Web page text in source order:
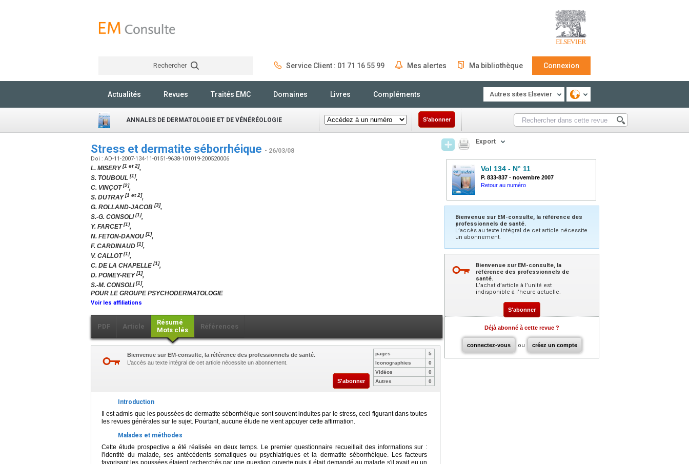
Rechercher Service Client : 01 71 16 55 99 Mes alertes Ma bibliothèque Connexion
Actualités Revues Traités EMC Domaines Livres Compléments Autres sites Elsevier
ANNALES DE DERMATOLOGIE ET DE VÉNÉRÉOLOGIE S'abonner
Stress et dermatite séborrhéique - 26/03/08
Doi : AD-11-2007-134-11-0151-9638-101019-200520006
L. MISERY[1 et 2],
S. TOUBOUL [1],
C. VINÇOT[2],
S. DUTRAY[1 et 2],
G. ROLLAND-JACOB [3],
S.-G. CONSOLI[1],
Y. FARCET[1],
N. FETON-DANOU [1],
F. CARDINAUD [1],
V. CALLOT[1],
C. DE LA CHAPELLE[1],
D. POMEY-REY[1],
S.-M. CONSOLI[1],
POUR LE GROUPE PSYCHODERMATOLOGIE
Voir les affiliations
PDF Article
Résumé
Mots clés
Références
Bienvenue sur EM-consulte, la référence des professionnels de santé.
L’accès au texte intégral de cet article nécessite un abonnement.
S'abonner
pages
5
Iconographies
0
Vidéos
0
Autres
0
Introduction
Il est admis que les poussées de dermatite séborrhéique sont souvent induites par le stress, ceci figurant dans toutes
les revues générales sur le sujet. Pourtant, aucune étude ne vient appuyer cette affirmation.
Malades et méthodes
Cette étude prospective a été réalisée en deux temps. Le premier questionnaire recueillait des informations sur :
l'identité du malade, ses antécédents somatiques ou psychiatriques et la dermatite séborrhéique. Les facteurs
favorisant les poussées étaient recherchés par une question ouverte puis il était demandé au malade s'il avait eu un
Export
Vol 134 - N° 11
P. 833-837 - novembre 2007
Retour au numéro
Bienvenue sur EM-consulte, la référence des
professionnels de santé.
L’accès au texte intégral de cet article nécessite
un abonnement.
Bienvenue sur EM-consulte, la
référence des professionnels de
santé.
L’achat d’article à l’unité est
indisponible à l’heure actuelle.
S'abonner
Déjà abonné à cette revue ?
connectez-vous ou créez un compte